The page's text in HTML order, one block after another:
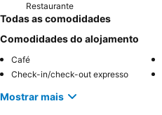
Restaurante
Todas as comodidades
Comodidades do alojamento
Café
Check-in/check-out expresso
Mostrar mais